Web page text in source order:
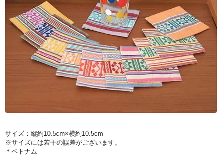
サイズ：縦約10.5cm×横約10.5cm
※サイズには若干の誤差がございます。
＊ベトナム